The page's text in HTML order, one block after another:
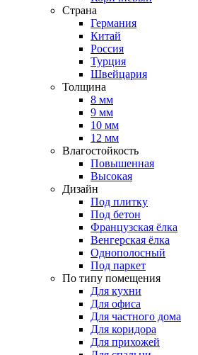
Страна
Германия
Китай
Россия
Турция
Швейцария
Толщина
8 мм
9 мм
10 мм
12 мм
Влагостойкость
Повышенная
Высокая
Дизайн
Под плитку
Под бетон
Французская ёлка
Венгерская ёлка
Однополосный
Под паркет
По типу помещения
Для кухни
Для офиса
Для частного дома
Для коридора
Для прихожей